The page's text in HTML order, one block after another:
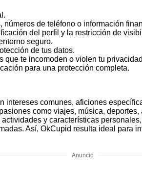
números de teléfono o información
del perfil y la restricción de
seguro.
de tus datos.
que te incomoden o violen tu
para una protección completa.
comunes, aficiones
como viajes, música,
y características
Así, OkCupid resulta ideal para
Anuncio